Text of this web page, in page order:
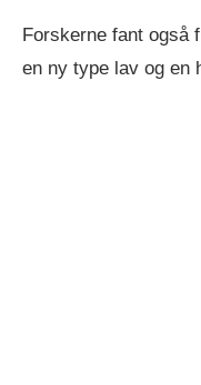
Forskerne fant også
en ny type lav og en